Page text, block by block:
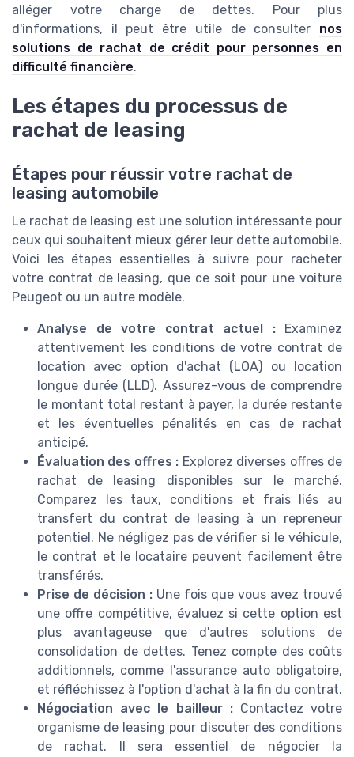
alléger votre charge de dettes. Pour plus
d'informations, il peut être utile de consulter nos
solutions de rachat de crédit pour personnes en
difficulté financière.
Les étapes du processus de
rachat de leasing
Étapes pour réussir votre rachat de
leasing automobile
Le rachat de leasing est une solution intéressante pour
ceux qui souhaitent mieux gérer leur dette automobile.
Voici les étapes essentielles à suivre pour racheter
votre contrat de leasing, que ce soit pour une voiture
Peugeot ou un autre modèle.
Analyse de votre contrat actuel :Examinez
attentivement les conditions de votre contrat de
location avec option d'achat (LOA) ou location
longue durée (LLD). Assurez-vous de comprendre
le montant total restant à payer, la durée restante
et les éventuelles pénalités en cas de rachat
anticipé.
Évaluation des offres : Explorez diverses offres de
rachat de leasing disponibles sur le marché.
Comparez les taux, conditions et frais liés au
transfert du contrat de leasing à un repreneur
potentiel. Ne négligez pas de vérifier si le véhicule,
le contrat et le locataire peuvent facilement être
transférés.
Prise de décision : Une fois que vous avez trouvé
une offre compétitive, évaluez si cette option est
plus avantageuse que d'autres solutions de
consolidation de dettes. Tenez compte des coûts
additionnels, comme l'assurance auto obligatoire,
et réfléchissez à l'option d'achat à la fin du contrat.
Négociation avec le bailleur :Contactez votre
organisme de leasing pour discuter des conditions
de rachat. Il sera essentiel de négocier la